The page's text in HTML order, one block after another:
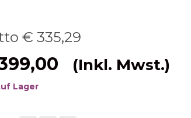
€ 335,29
(Inkl. Mwst.)
Lager